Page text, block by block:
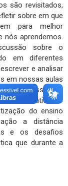
são revisitados,
sobre em que
para melhor
nós aprendemos.
sobre o
em diferentes
e analisar
em nossas aulas
interessa-nos
matemática no
do ensino
a distância
e os desafios
que durante a